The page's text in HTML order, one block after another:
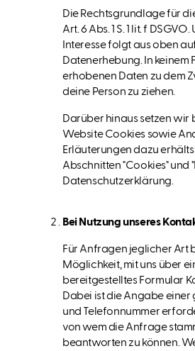
Die Rechtsgrundlage für
Art. 6 Abs. 1 S. 1 lit. f
Interesse folgt aus oben
Datenerhebung. In
erhobenen Daten zu dem
deine Person zu ziehen.
Darüber hinaus setzen wir
Website Cookies sowie
Erläuterungen dazu
Abschnitten "Cookies" und
Datenschutzerklärung.
Bei Nutzung unseres
Für Anfragen jeglicher Art
Möglichkeit, mit uns über
bereitgestelltes Formular
Dabei ist die Angabe
und Telefonnummer
von wem die Anfrage
beantworten zu können.